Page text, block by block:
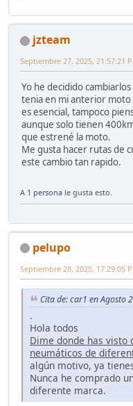
jzteam
Septiembre 27, 2025, 21:57:21
Yo he decidido
tenia en mi anterior moto
es esencial, tampoco
aunque solo tienen
que estrené la moto.
Me gusta hacer rutas de
este cambio tan rapido.
A 1 persona le gusta esto.
pelupo
Septiembre 28, 2025, 17:29:05
Cita de: car1 en Agosto
.
Hola todos
Dime donde has visto
neumáticos de
algún motivo, ya
Nunca he comprado
diferente marca.